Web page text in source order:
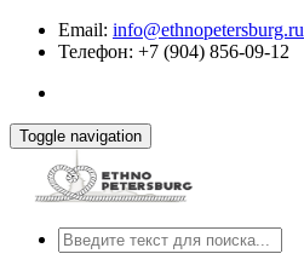
Email: info@ethnopetersburg.ru
Телефон: +7 (904) 856-09-12
Toggle navigation